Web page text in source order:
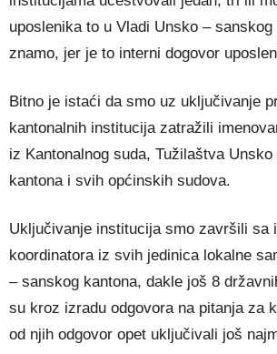
uposlenika to u Vladi Unsko – sanskog
znamo, jer je to interni dogovor
Bitno je istaći da smo uz uključivanje
kantonalnih institucija zatražili
iz Kantonalnog suda, Tužilaštva
kantona i svih općinskih sudova.
Uključivanje institucija smo završili sa
koordinatora iz svih jedinica lokalne
– sanskog kantona, dakle još 8
su kroz izradu odgovora na pitanja za
od njih odgovor opet uključivali još